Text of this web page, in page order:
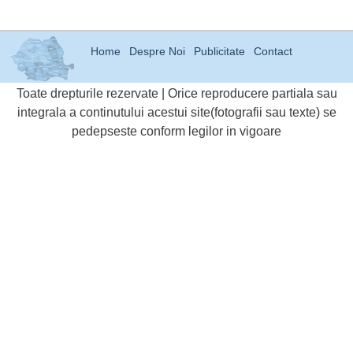
Home Despre Noi Publicitate Contact
Toate drepturile rezervate | Orice reproducere partiala sau
integrala a continutului acestui site(fotografii sau texte) se
pedepseste conform legilor in vigoare